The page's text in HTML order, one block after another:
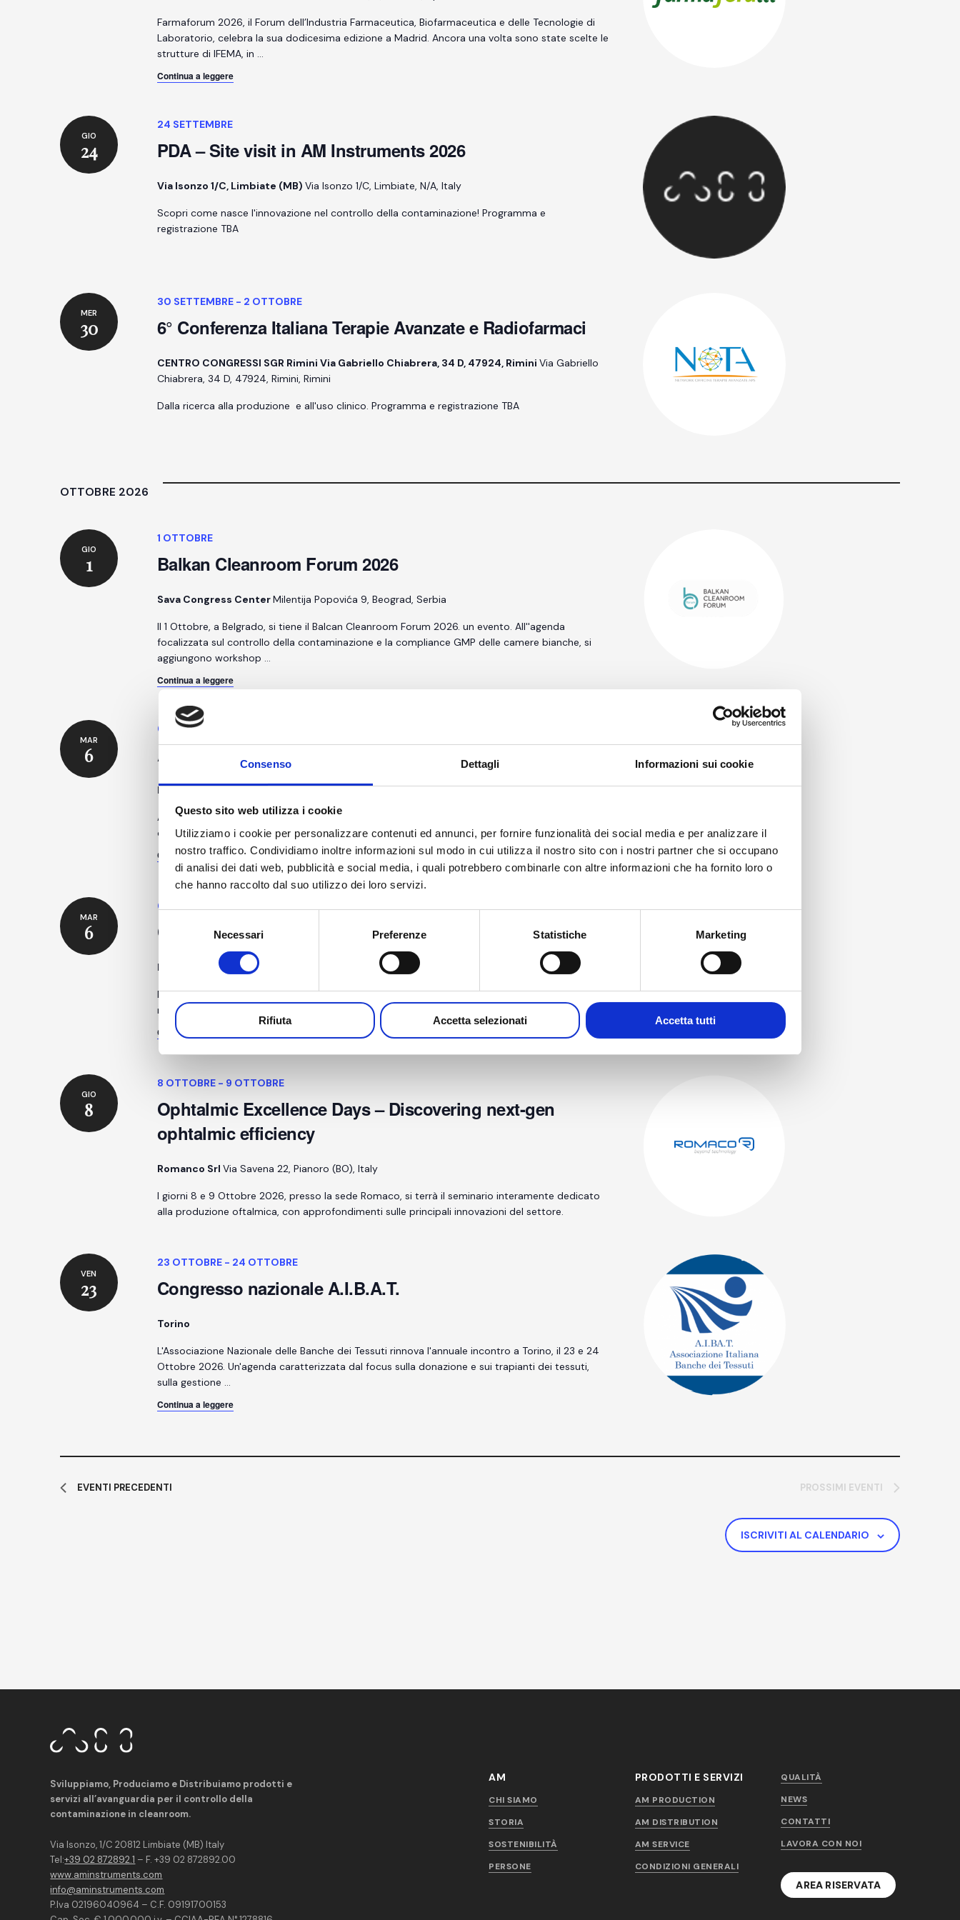
Consenso Dettagli Informazioni sui cookie
Questo sito web utilizza i cookie
Utilizziamo i cookie per personalizzare contenuti ed annunci, per fornire funzionalità dei social media e per analizzare il
nostro traffico. Condividiamo inoltre informazioni sul modo in cui utilizza il nostro sito con i nostri partner che si occupano
di analisi dei dati web, pubblicità e social media, i quali potrebbero combinarle con altre informazioni che ha fornito loro o
che hanno raccolto dal suo utilizzo dei loro servizi.
del
Necessari Preferenze Statistiche Marketing
Rifiuta Accetta selezionati Accetta tutti
Farmaforum 2026, il Forum dell’Industria Farmaceutica, Biofarmaceutica e delle Tecnologie di
Laboratorio, celebra la sua dodicesima edizione a Madrid. Ancora una volta sono state scelte le
strutture di IFEMA, in …
Continua a leggere
GIO
24 PDA – Site visit in AM Instruments 2026
24 SETTEMBRE
Via Isonzo 1/C, Limbiate (MB) Via Isonzo 1/C, Limbiate, N/A, Italy
Scopri come nasce l'innovazione nel controllo della contaminazione! Programma e
registrazione TBA
MER
30 6° Conferenza Italiana Terapie Avanzate e Radiofarmaci
30 SETTEMBRE- 2 OTTOBRE
CENTRO CONGRESSI SGR Rimini Via Gabriello Chiabrera, 34 D, 47924, Rimini Via Gabriello
Chiabrera, 34 D, 47924, Rimini, Rimini
Dalla ricerca alla produzione e all'uso clinico. Programma e registrazione TBA
OTTOBRE 2026
GIO
1 Balkan Cleanroom Forum 2026
1 OTTOBRE
Sava Congress CenterMilentija Popovića 9, Beograd, Serbia
Il 1 Ottobre, a Belgrado, si tiene il Balcan Cleanroom Forum 2026. un evento. All''agenda
focalizzata sul controllo della contaminazione e la compliance GMP delle camere bianche, si
aggiungono workshop …
Continua a leggere
MAR
6 Aseptikon 2026
6 OTTOBRE
Dorint Kongresshotel Mannheim Friedrichsring 6 68161 Mannheim, Germany
Aseptikon 2026 offre una vasta gamma di conferenze e discussioni dal vivo in loco con esperti
di enti regolatori, industria, laboratori e fornitori di servizi, con le conferenze su produzione…
Continua a leggere
MAR
6 CPHI MIlan
6 OTTOBRE
Fiera MilanoS.S. del Sempione 28, Rho (MI), Italy
Dal 6 all'8 Ottobre AM è al CPHI di Milano per presentare il frutto della ricerca e sviluppo che
nell'ultimo anno ha lanciato sul mercato due soluzioni dedicate al controllo
Continua a leggere
GIO
8
Ophtalmic Excellence Days – Discovering next-gen
ophtalmic efficiency
8 OTTOBRE- 9 OTTOBRE
Romanco Srl Via Savena 22, Pianoro (BO), Italy
I giorni 8 e 9 Ottobre 2026, presso la sede Romaco, si terrà il seminario interamente dedicato
alla produzione oftalmica, con approfondimenti sulle principali innovazioni del settore.
VEN
23 Congresso nazionale A.I.B.A.T.
23 OTTOBRE- 24 OTTOBRE
Torino
L'Associazione Nazionale delle Banche dei Tessuti rinnova l'annuale incontro a Torino, il 23 e 24
Ottobre 2026. Un'agenda caratterizzata dal focus sulla donazione e sui trapianti dei tessuti,
sulla gestione …
Continua a leggere
EVENTI PRECEDENTI PROSSIMI EVENTI
ISCRIVITI AL CALENDARIO
Sviluppiamo, Produciamo e Distribuiamo prodotti e
servizi all’avanguardia per il controllo della
contaminazione in cleanroom.
Via Isonzo, 1/C 20812 Limbiate (MB) Italy
Tel:+39 02 872892.1 – F. +39 02 872892.00
www.aminstruments.com
info@aminstruments.com
P.Iva 02196040964 – C.F. 09191700153
AM
CHI SIAMO
STORIA
SOSTENIBILITÀ
PERSONE
PRODOTTI E SERVIZI
AM PRODUCTION
AM DISTRIBUTION
AM SERVICE
CONDIZIONI GENERALI
QUALITÀ
NEWS
CONTATTI
LAVORA CON NOI
AREA RISERVATA